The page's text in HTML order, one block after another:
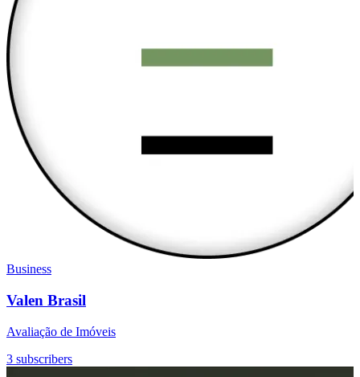
Business
Valen Brasil
Avaliação de Imóveis
3 subscribers